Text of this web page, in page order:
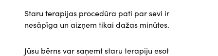
Staru terapijas procedūra pati par sevi ir
nesāpīga un aizņem tikai dažas minūtes.
Jūsu bērns var saņemt staru terapiju esot